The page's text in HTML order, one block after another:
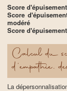
Score
Score
modéré
Score
Calcul du
d'empathie,
La